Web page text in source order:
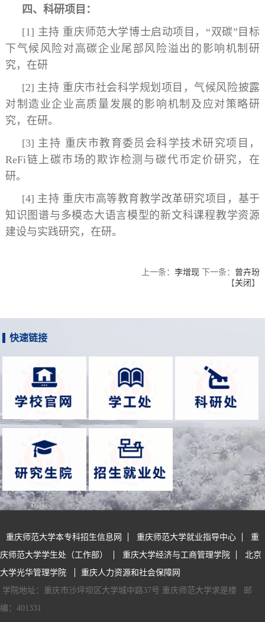
四、科研项目：
[1] 主持 重庆师范大学博士启动项目，“双碳”目标
下气候风险对高碳企业尾部风险溢出的影响机制研
究，在研
[2] 主持 重庆市社会科学规划项目，气候风险披露
对制造业企业高质量发展的影响机制及应对策略研
究，在研。
[3] 主持 重庆市教育委员会科学技术研究项目，
ReFi链上碳市场的欺诈检测与碳代币定价研究，在
研。
[4] 主持 重庆市高等教育教学改革研究项目，基于
知识图谱与多模态大语言模型的新文科课程教学资源
建设与实践研究，在研。
上一条：李增现 下一条： 曾卉玢
【关闭 】
快速链接
重庆师范大学本专科招生信息网 重庆师范大学就业指导中心
重
庆师范大学学生处（工作部）
重庆大学经济与工商管理学院
北京
大学光华管理学院
重庆人力资源和社会保障网
学院地址：重庆市沙坪坝区大学城中路37号 重庆师范大学求是楼
邮
编：401331